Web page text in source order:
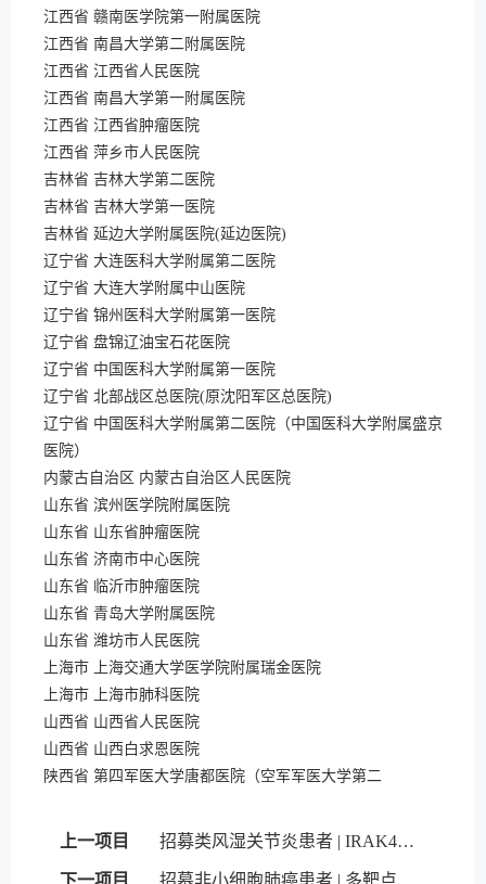
江西省 赣南医学院第一附属医院
江西省 南昌大学第二附属医院
江西省 江西省人民医院
江西省 南昌大学第一附属医院
江西省 江西省肿瘤医院
江西省 萍乡市人民医院
吉林省 吉林大学第二医院
吉林省 吉林大学第一医院
吉林省 延边大学附属医院(延边医院)
辽宁省 大连医科大学附属第二医院
辽宁省 大连大学附属中山医院
辽宁省 锦州医科大学附属第一医院
辽宁省 盘锦辽油宝石花医院
辽宁省 中国医科大学附属第一医院
辽宁省 北部战区总医院(原沈阳军区总医院)
辽宁省 中国医科大学附属第二医院（中国医科大学附属盛京
医院）
内蒙古自治区 内蒙古自治区人民医院
山东省 滨州医学院附属医院
山东省 山东省肿瘤医院
山东省 济南市中心医院
山东省 临沂市肿瘤医院
山东省 青岛大学附属医院
山东省 潍坊市人民医院
上海市 上海交通大学医学院附属瑞金医院
上海市 上海市肺科医院
山西省 山西省人民医院
山西省 山西白求恩医院
陕西省 第四军医大学唐都医院（空军军医大学第二
上一项目 招募类风湿关节炎患者 | IRAK4抑制剂